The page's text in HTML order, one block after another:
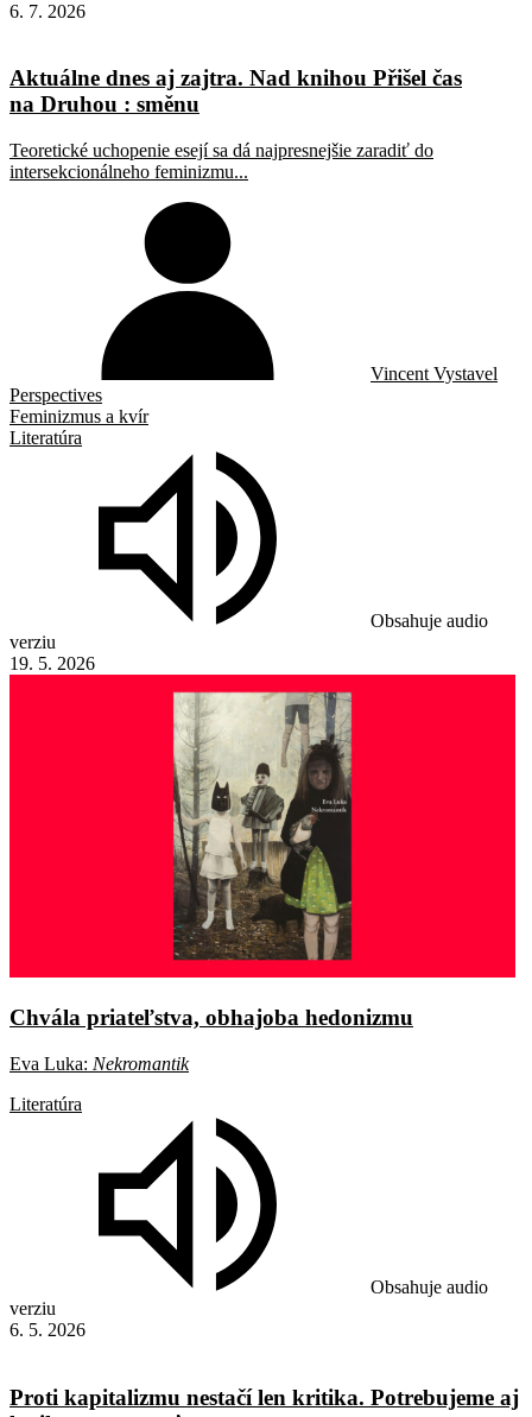
6. 7. 2026
Aktuálne dnes aj zajtra. Nad knihou Přišel čas
na Druhou : směnu
Teoretické uchopenie esejí sa dá najpresnejšie zaradiť do
intersekcionálneho feminizmu...
Vincent Vystavel
Perspectives
Feminizmus a kvír
Literatúra
Obsahuje audio
verziu
19. 5. 2026
Chvála priateľstva, obhajoba hedonizmu
Eva Luka: Nekromantik
Literatúra
Obsahuje audio
verziu
6. 5. 2026
Proti kapitalizmu nestačí len kritika. Potrebujeme aj